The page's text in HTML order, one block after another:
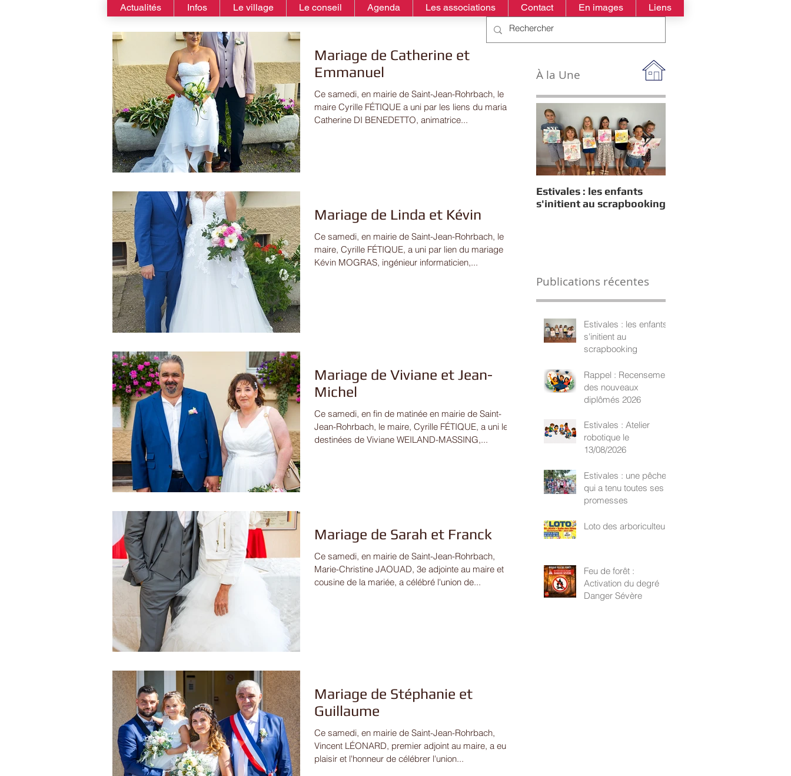
Actualités Infos Le village Le conseil Agenda Les associations Contact En images Liens
Mariage de Catherine et
Emmanuel
Ce samedi, en mairie de Saint-Jean-Rohrbach, le
maire Cyrille FÉTIQUE a uni par les liens du mariage
Catherine DI BENEDETTO, animatrice...
Mariage de Linda et Kévin
Ce samedi, en mairie de Saint-Jean-Rohrbach, le
maire, Cyrille FÉTIQUE, a uni par lien du mariage
Kévin MOGRAS, ingénieur informaticien,...
Mariage de Viviane et Jean-
Michel
Ce samedi, en fin de matinée en mairie de Saint-
Jean-Rohrbach, le maire, Cyrille FÉTIQUE, a uni les
destinées de Viviane WEILAND-MASSING,...
Mariage de Sarah et Franck
Ce samedi, en mairie de Saint-Jean-Rohrbach,
Marie-Christine JAOUAD, 3e adjointe au maire et
cousine de la mariée, a célébré l'union de...
Mariage de Stéphanie et
Guillaume
Ce samedi, en mairie de Saint-Jean-Rohrbach,
Vincent LÉONARD, premier adjoint au maire, a eu le
plaisir et l'honneur de célébrer l'union...
À la Une
Estivales : les enfants
s'initient au scrapbooking
Publications récentes
Estivales : les enfants
s'initient au
scrapbooking
Rappel : Recensement
des nouveaux
diplômés 2026
Estivales : Atelier
robotique le
13/08/2026
Estivales : une pêche
qui a tenu toutes ses
promesses
Loto des arboriculteurs
Feu de forêt :
Activation du degré
Danger Sévère